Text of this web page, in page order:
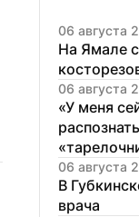
06 августа
На Ямале
06 августа
«У меня
06 августа
В
врача